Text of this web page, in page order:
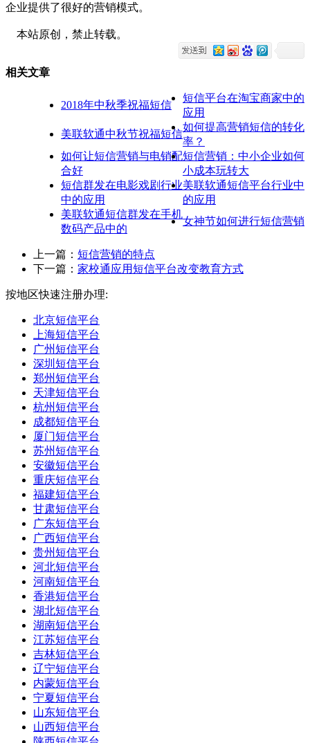
企业提供了很好的营销模式。
本站原创，禁止转载。
相关文章
2018年中秋季祝福短信
短信平台在淘宝商家中的
应用
美联软通中秋节祝福短信
如何提高营销短信的转化
率？
如何让短信营销与电销配
合好
短信营销：中小企业如何
小成本玩转大
短信群发在电影戏剧行业
中的应用
美联软通短信平台行业中
的应用
美联软通短信群发在手机
数码产品中的
女神节如何进行短信营销
上一篇： 短信营销的特点
下一篇： 家校通应用短信平台改变教育方式
按地区快速注册办理:
北京短信平台
上海短信平台
广州短信平台
深圳短信平台
郑州短信平台
天津短信平台
杭州短信平台
成都短信平台
厦门短信平台
苏州短信平台
安徽短信平台
重庆短信平台
福建短信平台
甘肃短信平台
广东短信平台
广西短信平台
贵州短信平台
河北短信平台
河南短信平台
香港短信平台
湖北短信平台
湖南短信平台
江苏短信平台
吉林短信平台
辽宁短信平台
内蒙短信平台
宁夏短信平台
山东短信平台
山西短信平台